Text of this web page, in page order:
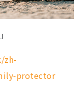
zh-
protector